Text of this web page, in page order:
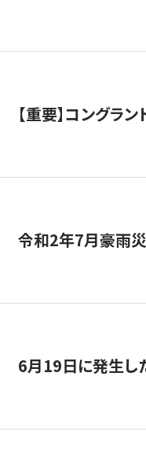
【重要】コングラ
令和2年7月豪雨災
6月19日に発生し